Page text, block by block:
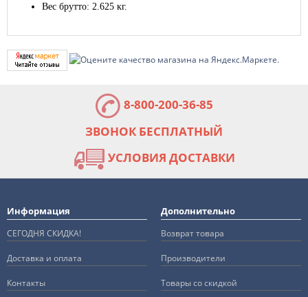
Вес брутто: 2.625 кг.
8-800-200-36-85
ЗВОНОК БЕСПЛАТНЫЙ
УСЛОВИЯ ДОСТАВКИ
Информация
СЕГОДНЯ СКИДКА!
Доставка и оплата
Контакты
Дополнительно
Возврат товара
Производители
Товары со скидкой